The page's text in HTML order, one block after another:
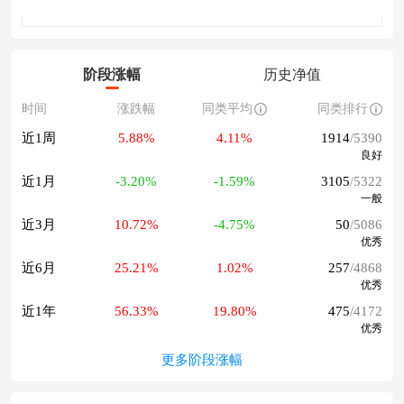
阶段涨幅 历史净值
时间 涨跌幅 同类平均 同类排行
近1周 5.88% 4.11% 1914/5390
良好
近1月 -3.20% -1.59% 3105/5322
一般
近3月 10.72% -4.75% 50/5086
优秀
近6月 25.21% 1.02% 257/4868
优秀
近1年 56.33% 19.80% 475/4172
优秀
更多阶段涨幅